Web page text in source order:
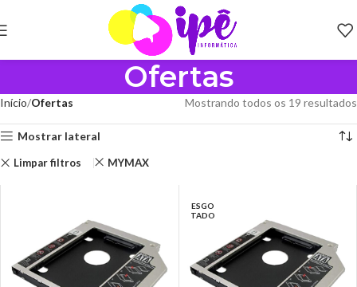
Ofertas
Início Ofertas Mostrando todos os 19 resultados
Mostrar lateral
Limpar filtros MYMAX
ESGO
TADO